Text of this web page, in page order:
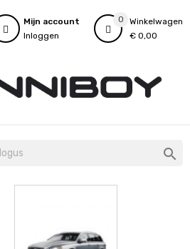
0
Winkelwagen
€ 0,00
Mijn account
Inloggen
